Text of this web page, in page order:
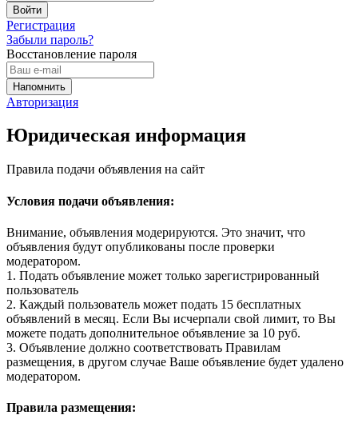
Регистрация
Забыли пароль?
Восстановление пароля
Авторизация
Юридическая информация
Правила подачи объявления на сайт
Условия подачи объявления:
Внимание, объявления модерируются. Это значит, что
объявления будут опубликованы после проверки
модератором.
1. Подать объявление может только зарегистрированный
пользователь
2. Каждый пользователь может подать 15 бесплатных
объявлений в месяц. Если Вы исчерпали свой лимит, то Вы
можете подать дополнительное объявление за 10 руб.
3. Объявление должно соответствовать Правилам
размещения, в другом случае Ваше объявление будет удалено
модератором.
Правила размещения: